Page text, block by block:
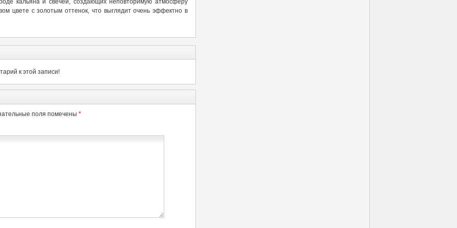
кальяна и свечей, создающих неповторимую атмосферу
цвете с золотым оттенок, что выглядит очень эффектно в
к этой записи!
поля помечены *